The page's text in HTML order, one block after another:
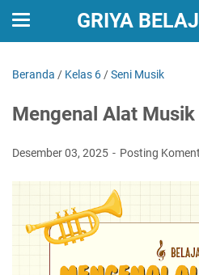
GRIYA
Beranda / Kelas 6 /Seni Musik
Mengenal Alat Musik
Desember 03, 2025 Posting